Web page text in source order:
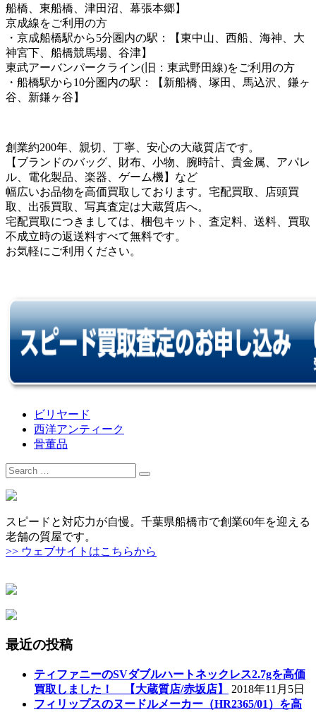
船橋、東船橋、津田沼、幕張本郷】
京成線をご利用の方
・京成船橋駅から5分圏内の駅：【東中山、西船、海神、大
神宮下、船橋競馬場、谷津】
東武アーバンパークライン(旧：東武野田線)をご利用の方
・船橋駅から10分圏内の駅：【新船橋、塚田、馬込沢、鎌ヶ
谷、新鎌ヶ谷】
創業約200年、親切、丁寧、安心の大蔵質店です。
【ブランドのバッグ、財布、小物、腕時計、貴金属、アパレ
ル、電化製品、楽器、ゲーム機】など
幅広いお品物を高価買取しております。宅配買取、店頭買
取、出張買取、写真査定は大蔵質店へ。
宅配買取につきましては、梱包キット、査定料、送料、買取
不成立時の返送料すべて無料です。
お気軽にご利用ください。
ビリヤード
西洋アンティーク
骨董品
Search
for:
スピードと対応力が自慢。千葉県船橋市で創業60年を迎える
老舗の質屋です。
>> ウェブサイトはこちらから
最近の投稿
ティファニーのSVダブルハートネックレス2.7gを高価
買取しました！ 【大蔵質店/赤坂店】
2018年11月5日
フィリップスのヌードルメーカー（HR2365/01）を高